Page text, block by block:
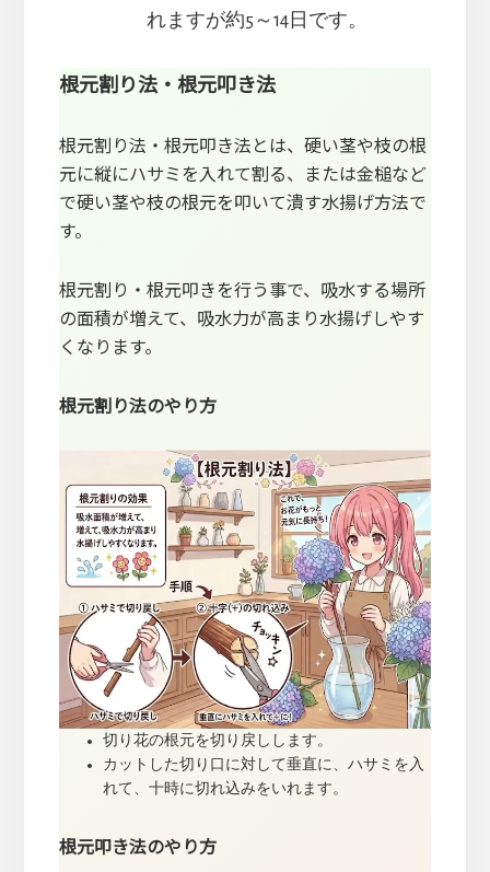
れますが約5～14日です。
根元割り法・根元叩き法
根元割り法・根元叩き法とは、硬い茎や枝の根
元に縦にハサミを入れて割る、または金槌など
で硬い茎や枝の根元を叩いて潰す水揚げ方法で
す。
根元割り・根元叩きを行う事で、吸水する場所
の面積が増えて、吸水力が高まり水揚げしやす
くなります。
根元割り法のやり方
切り花の根元を切り戻しします。
カットした切り口に対して垂直に、ハサミを入
れて、十時に切れ込みをいれます。
根元叩き法のやり方